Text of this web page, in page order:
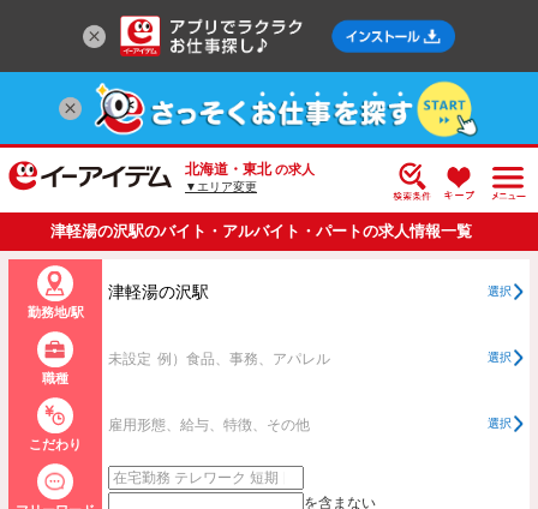
北海道・東北 の求人
▼エリア変更
津軽湯の沢駅のバイト・アルバイト・パートの求人情報一覧
勤務地/駅
津軽湯の沢駅 選択
職種
未設定 例）食品、事務、アパレル 選択
こだわり
雇用形態、給与、特徴、その他 選択
を含まない